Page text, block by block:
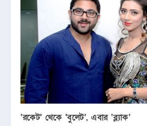
‘রকেট’ থেকে ‘বুলেট’, এবার ‘ব্ল্যাক’